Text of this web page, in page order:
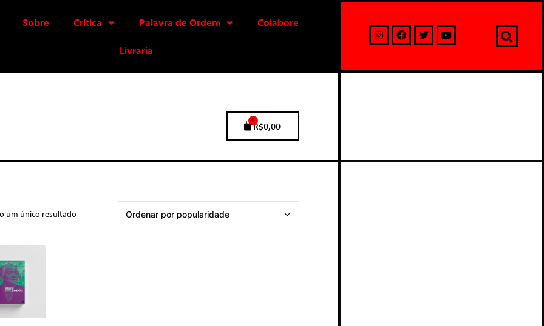
Sobre Crítica Palavra de Ordem Colabore
Livraria
R$0,00
0
um único resultado